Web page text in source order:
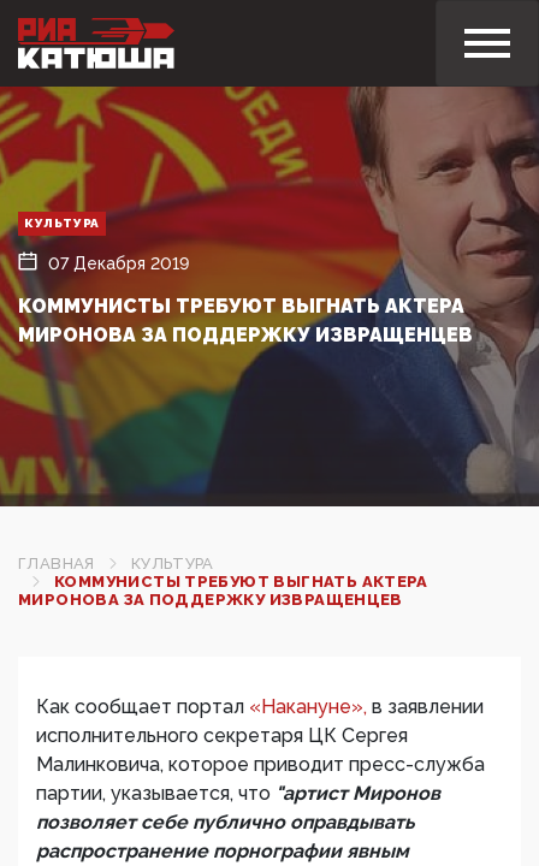
КУЛЬТУРА
07 Декабря 2019
КОММУНИСТЫ ТРЕБУЮТ ВЫГНАТЬ АКТЕРА
МИРОНОВА ЗА ПОДДЕРЖКУ ИЗВРАЩЕНЦЕВ
ГЛАВНАЯ
КУЛЬТУРА
КОММУНИСТЫ ТРЕБУЮТ ВЫГНАТЬ АКТЕРА
МИРОНОВА ЗА ПОДДЕРЖКУ ИЗВРАЩЕНЦЕВ
Как сообщает портал «Накануне», в заявлении
исполнительного секретаря ЦК Сергея
Малинковича, которое приводит пресс-служба
партии, указывается, что "артист Миронов
позволяет себе публично оправдывать
распространение порнографии явным